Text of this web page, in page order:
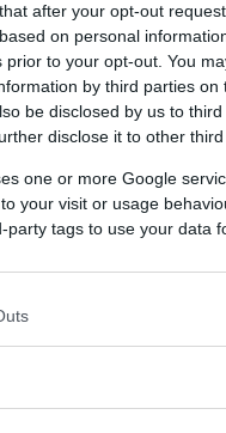
after your opt-out
on personal
to your opt-out. You
by third parties on
be disclosed by us to
disclose it to other third
one or more Google
your visit or usage
tags to use your data